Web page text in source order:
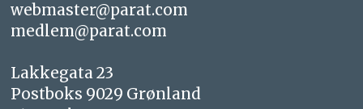
webmaster@parat.com
medlem@parat.com
Lakkegata 23
Postboks 9029 Grønland